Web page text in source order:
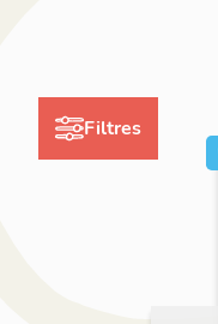
Filtres